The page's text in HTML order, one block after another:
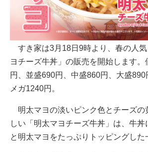
すき家は3月18日9時より、春の人
ヨチーズ牛丼」の販売を開始します。
円、並盛690円、中盛860円、大盛890
メガ1240円。
明太マヨの淡いピンク色とチーズの
しい「明太マヨチーズ牛丼」は、牛
と明太マヨをたっぷりトッピングした